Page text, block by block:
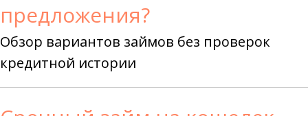
предложения?
Обзор вариантов займов без проверок
кредитной истории